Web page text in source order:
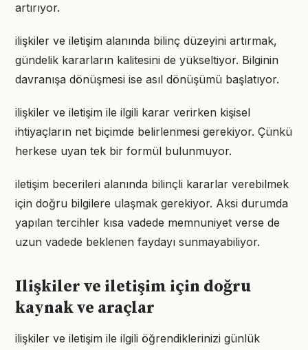
artırıyor.
ilişkiler ve iletişim alanında bilinç düzeyini artırmak,
gündelik kararların kalitesini de yükseltiyor. Bilginin
davranışa dönüşmesi ise asıl dönüşümü başlatıyor.
ilişkiler ve iletişim ile ilgili karar verirken kişisel
ihtiyaçların net biçimde belirlenmesi gerekiyor. Çünkü
herkese uyan tek bir formül bulunmuyor.
iletişim becerileri alanında bilinçli kararlar verebilmek
için doğru bilgilere ulaşmak gerekiyor. Aksi durumda
yapılan tercihler kısa vadede memnuniyet verse de
uzun vadede beklenen faydayı sunmayabiliyor.
Ilişkiler ve iletişim için doğru
kaynak ve araçlar
ilişkiler ve iletişim ile ilgili öğrendiklerinizi günlük